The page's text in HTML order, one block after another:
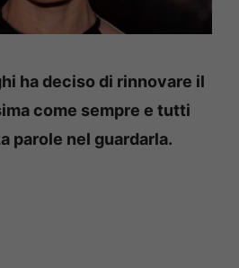
ha deciso di rinnovare il
come sempre e tutti
parole nel guardarla.